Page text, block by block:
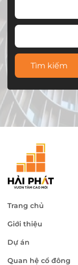
Tìm kiếm
Trang chủ
Giới thiệu
Dự án
Quan hệ cổ đông